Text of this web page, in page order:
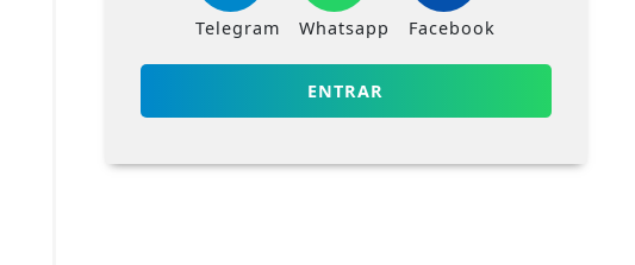
Telegram Whatsapp Facebook
ENTRAR